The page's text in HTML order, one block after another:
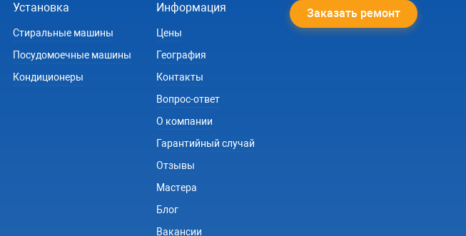
Установка
Стиральные машины
Посудомоечные машины
Кондиционеры
Информация
Цены
География
Контакты
Вопрос-ответ
О компании
Гарантийный случай
Отзывы
Мастера
Блог
Вакансии
Заказать ремонт